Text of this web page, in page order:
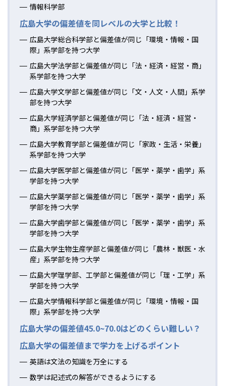
情報科学部
広島大学の偏差値を同レベルの大学と比較！
広島大学総合科学部と偏差値が同じ「環境・情報・国
際」系学部を持つ大学
広島大学法学部と偏差値が同じ「法・経済・経営・商」
系学部を持つ大学
広島大学文学部と偏差値が同じ「文・人文・人間」系学
部を持つ大学
広島大学経済学部と偏差値が同じ「法・経済・経営・
商」系学部を持つ大学
広島大学教育学部と偏差値が同じ「家政・生活・栄養」
系学部を持つ大学
広島大学医学部と偏差値が同じ「医学・薬学・歯学」系
学部を持つ大学
広島大学薬学部と偏差値が同じ「医学・薬学・歯学」系
学部を持つ大学
広島大学歯学部と偏差値が同じ「医学・薬学・歯学」系
学部を持つ大学
広島大学生物生産学部と偏差値が同じ「農林・獣医・水
産」系学部を持つ大学
広島大学理学部、工学部と偏差値が同じ「理・工学」系
学部を持つ大学
広島大学情報科学部と偏差値が同じ「環境・情報・国
際」系学部を持つ大学
広島大学の偏差値45.0~70.0はどのくらい難しい？
広島大学の偏差値まで学力を上げるポイント
英語は文法の知識を万全にする
数学は記述式の解答ができるようにする